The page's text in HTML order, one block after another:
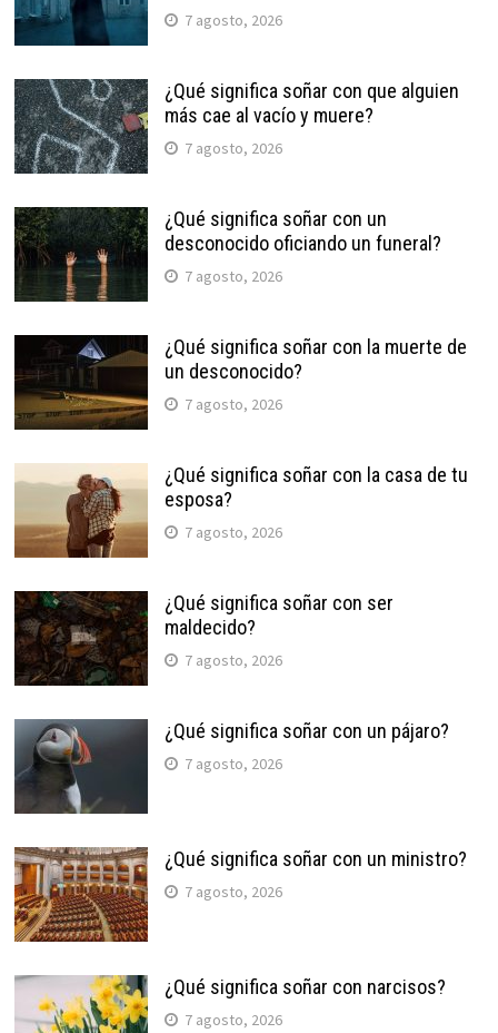
7 agosto, 2026
¿Qué significa soñar con que alguien
más cae al vacío y muere?
7 agosto, 2026
¿Qué significa soñar con un
desconocido oficiando un funeral?
7 agosto, 2026
¿Qué significa soñar con la muerte de
un desconocido?
7 agosto, 2026
¿Qué significa soñar con la casa de tu
esposa?
7 agosto, 2026
¿Qué significa soñar con ser
maldecido?
7 agosto, 2026
¿Qué significa soñar con un pájaro?
7 agosto, 2026
¿Qué significa soñar con un ministro?
7 agosto, 2026
¿Qué significa soñar con narcisos?
7 agosto, 2026